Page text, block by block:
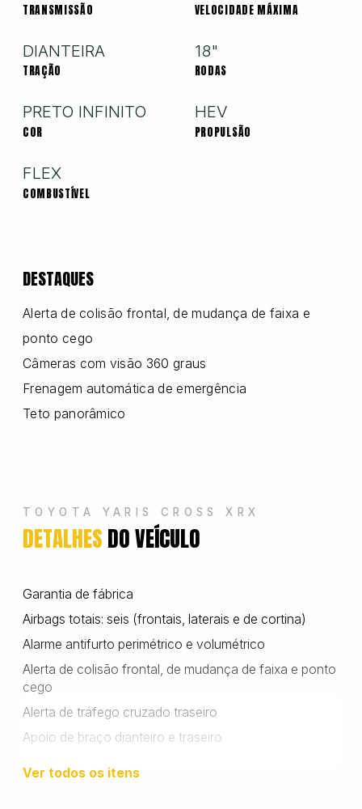
Troller
Wanshida
TRANSMISSÃO VELOCIDADE MÁXIMA
DIANTEIRA
TRAÇÃO
18"
RODAS
PRETO INFINITO
COR
HEV
PROPULSÃO
FLEX
COMBUSTÍVEL
DESTAQUES
Alerta de colisão frontal, de mudança de faixa e
ponto cego
Câmeras com visão 360 graus
Frenagem automática de emergência
Teto panorâmico
TOYOTA YARIS CROSS XRX
DETALHESDO VEÍCULO
Garantia de fábrica
Airbags totais: seis (frontais, laterais e de cortina)
Alarme antifurto perimétrico e volumétrico
Alerta de colisão frontal, de mudança de faixa e ponto
cego
Alerta de tráfego cruzado traseiro
Apoio de braço dianteiro e traseiro
Ver todos os itens